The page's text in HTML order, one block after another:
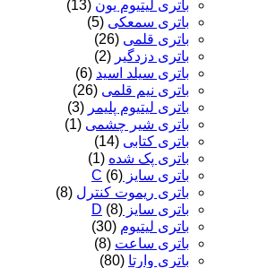
باتری لیتیوم یون (13)
باتری سمعکی (5)
باتری قلمی (26)
باتری دزدگیر (2)
باتری سیلد اسید (6)
باتری نیم قلمی (26)
باتری لیتیوم پلیمر (3)
باتری شیر چشمی (1)
باتری کتابی (14)
باتری پک شده (1)
باتری سایز C (6)
باتری ریموت کنترل (8)
باتری سایز D (8)
باتری لیتیوم (30)
باتری ساعت (8)
باتری وارتا (80)